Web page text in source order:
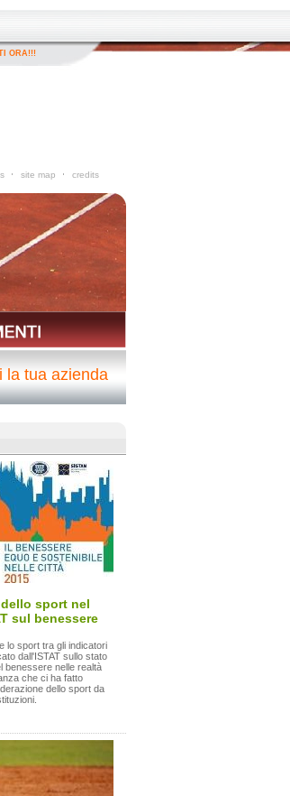
ORA!!!
site map credits
la tua azienda
sport nel
sul benessere
lo sport tra gli indicatori
dall'ISTAT sullo stato
benessere nelle realtà
che ci ha fatto
dello sport da